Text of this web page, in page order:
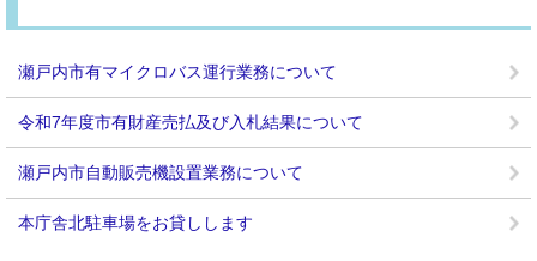
瀬戸内市有マイクロバス運行業務について
令和7年度市有財産売払及び入札結果について
瀬戸内市自動販売機設置業務について
本庁舎北駐車場をお貸しします